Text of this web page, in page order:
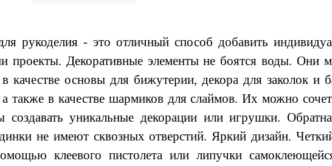
рукоделия - это отличный способ добавить
проекты. Декоративные элементы не боятся воды. Они
качестве основы для бижутерии, декора для заколок и
а также в качестве шармиков для слаймов. Их можно
создавать уникальные декорации или игрушки.
не имеют сквозных отверстий. Яркий дизайн.
клеевого пистолета или липучки